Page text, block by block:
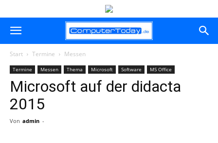
Start Termine Messen
Termine Messen Thema Microsoft Software MS Office
Microsoft auf der didacta
2015
Von admin -